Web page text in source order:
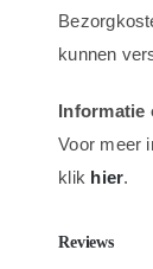
kunnen
Informatie
Voor meer
klik hier.
Reviews